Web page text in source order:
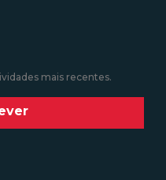
mais recentes.